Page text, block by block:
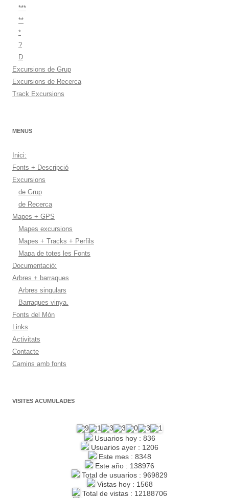
***
**
*
?
D
Excursions de Grup
Excursions de Recerca
Track Excursions
MENUS
Inici:
Fonts + Descripció
Excursions
de Grup
de Recerca
Mapes + GPS
Mapes excursions
Mapes + Tracks + Perfils
Mapa de totes les Fonts
Documentació:
Arbres + barraques
Arbres singulars
Barraques vinya.
Fonts del Món
Links
Activitats
Contacte
Camins amb fonts
VISITES ACUMULADES
Usuarios hoy : 836
Usuarios ayer : 1206
Este mes : 8348
Este año : 138976
Total de usuarios : 969829
Vistas hoy : 1568
Total de vistas : 12188706